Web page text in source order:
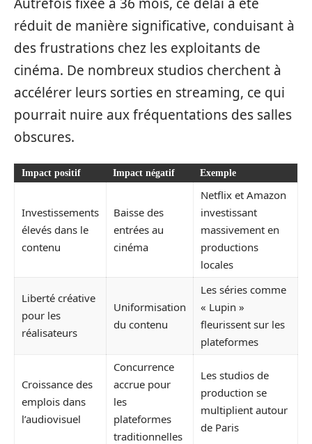
réduit de manière significative, conduisant à
des frustrations chez les exploitants de
cinéma. De nombreux studios cherchent à
accélérer leurs sorties en streaming, ce qui
pourrait nuire aux fréquentations des salles
obscures.
Impact positif Impact négatif Exemple
Investissements
élevés dans le
contenu
Baisse des
entrées au
cinéma
Netflix et Amazon
investissant
massivement en
productions
locales
Liberté créative
pour les
réalisateurs
Uniformisation
du contenu
Les séries comme
« Lupin »
fleurissent sur les
plateformes
Croissance des
emplois dans
l’audiovisuel
Concurrence
accrue pour
les
plateformes
traditionnelles
Les studios de
production se
multiplient autour
de Paris